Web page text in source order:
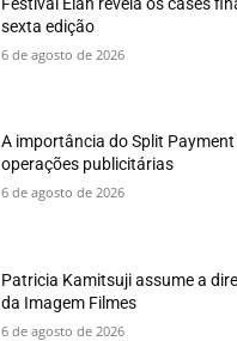
sexta edição
6 de agosto de 2026
A importância do Split
operações publicitárias
6 de agosto de 2026
Patricia Kamitsuji assume a
da Imagem Filmes
6 de agosto de 2026